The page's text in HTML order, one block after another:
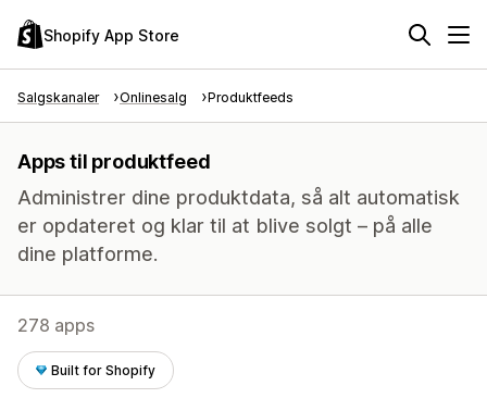
Shopify App Store
Salgskanaler Onlinesalg Produktfeeds
Apps til produktfeed
Administrer dine produktdata, så alt automatisk
er opdateret og klar til at blive solgt – på alle
dine platforme.
278 apps
Built for Shopify